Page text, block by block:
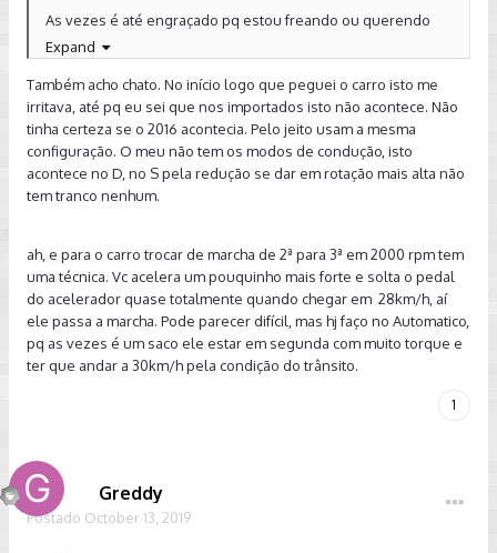
As vezes é até engraçado pq estou freando ou querendo
diminuir a velocidade e o carro dá uma puladinha p frente c o
aumento de rotação. O meu é um GTI 16/16!
Isso acontece no modo ECO. Vou testar andar no modo
normal, q modifica o comportamento do DSG, p ver se tb
ocorre.
Expand
Também acho chato. No início logo que peguei o carro isto me
irritava, até pq eu sei que nos importados isto não acontece. Não
tinha certeza se o 2016 acontecia. Pelo jeito usam a mesma
configuração. O meu não tem os modos de condução, isto
acontece no D, no S pela redução se dar em rotação mais alta não
tem tranco nenhum.
ah, e para o carro trocar de marcha de 2ª para 3ª em 2000 rpm tem
uma técnica. Vc acelera um pouquinho mais forte e solta o pedal
do acelerador quase totalmente quando chegar em 28km/h, aí
ele passa a marcha. Pode parecer difícil, mas hj faço no Automatico,
pq as vezes é um saco ele estar em segunda com muito torque e
ter que andar a 30km/h pela condição do trânsito.
1
Greddy
Postado October 13, 2019